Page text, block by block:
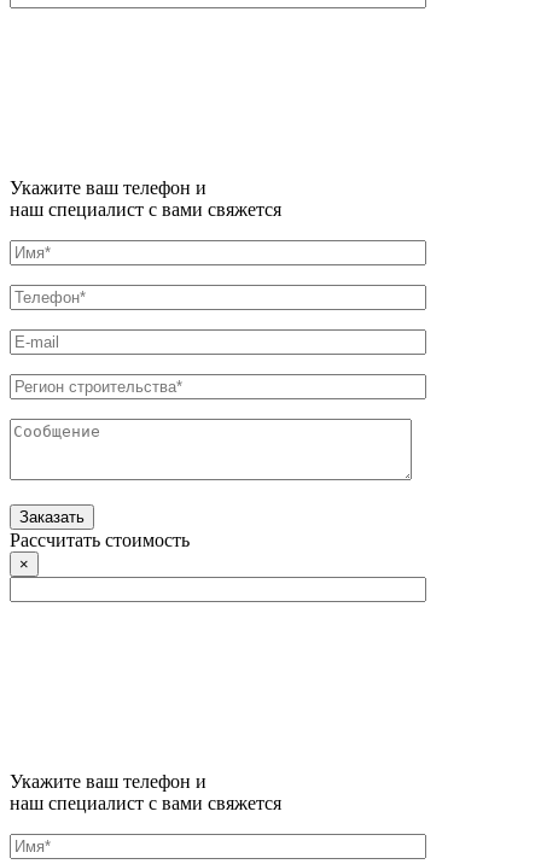
Укажите ваш телефон и
наш специалист с вами свяжется
Рассчитать стоимость
×
Укажите ваш телефон и
наш специалист с вами свяжется